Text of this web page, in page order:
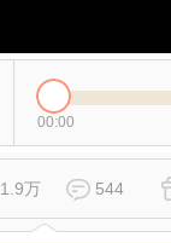
00:00
1.9万 544